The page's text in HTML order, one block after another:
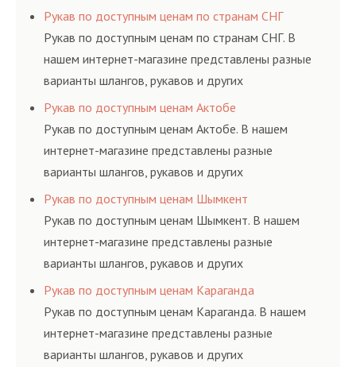
резинотехнических изделий, соответствующих
ГОСТам, техническим условиям и нормативам.
Рукав по доступным ценам по странам СНГ
Рукав по доступным ценам по странам СНГ. В
нашем интернет-магазине представлены разные
варианты шлангов, рукавов и других
резинотехнических изделий, соответствующих
ГОСТам, техническим условиям и нормативам.
Рукав по доступным ценам Актобе
Рукав по доступным ценам Актобе. В нашем
интернет-магазине представлены разные
варианты шлангов, рукавов и других
резинотехнических изделий, соответствующих
ГОСТам, техническим условиям и нормативам.
Рукав по доступным ценам Шымкент
Рукав по доступным ценам Шымкент. В нашем
интернет-магазине представлены разные
варианты шлангов, рукавов и других
резинотехнических изделий, соответствующих
ГОСТам, техническим условиям и нормативам.
Рукав по доступным ценам Караганда
Рукав по доступным ценам Караганда. В нашем
интернет-магазине представлены разные
варианты шлангов, рукавов и других